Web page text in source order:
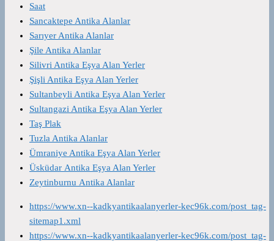
Saat
Sancaktepe Antika Alanlar
Sarıyer Antika Alanlar
Şile Antika Alanlar
Silivri Antika Eşya Alan Yerler
Şişli Antika Eşya Alan Yerler
Sultanbeyli Antika Eşya Alan Yerler
Sultangazi Antika Eşya Alan Yerler
Taş Plak
Tuzla Antika Alanlar
Ümraniye Antika Eşya Alan Yerler
Üsküdar Antika Eşya Alan Yerler
Zeytinburnu Antika Alanlar
https://www.xn--kadkyantikaalanyerler-kec96k.com/post_tag-
sitemap1.xml
https://www.xn--kadkyantikaalanyerler-kec96k.com/post_tag-